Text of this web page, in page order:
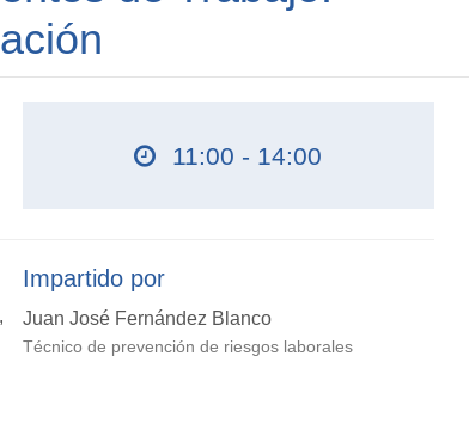
11:00 - 14:00
Impartido por
Juan José Fernández Blanco
Técnico de prevención de riesgos laborales